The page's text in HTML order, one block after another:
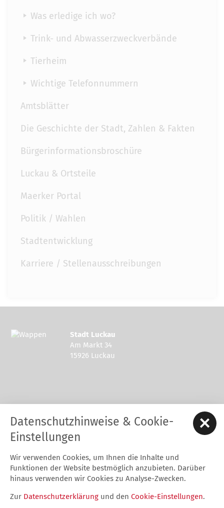
Was erledige ich wo?
Trink- und Abwasserzweckverbände
Tierheim
Wichtige Telefonnummern
Amtsblätter
Die Geschichte der Stadt, Zahlen & Fakten
Bürgerinformationsbroschüre
Luckau & Ortsteile
Maerker Portal
Politik / Wahlen
Stadtentwicklung
Karriere / Stellenausschreibungen
Stadt Luckau
Am Markt 34
15926 Luckau
Tel.: 03544 - 594 0
Fax: 03544 - 2948
E-Mail:stadt@luckau.de
Start Karriere Kontakt Datenschutz
Impressum
Barrierefreiheitserklärung
Intern
Datenschutzhinweise & Cookie-
Einstellungen
Wir verwenden Cookies, um Ihnen die Inhalte und
Funktionen der Website bestmöglich anzubieten. Darüber
hinaus verwenden wir Cookies zu Analyse-Zwecken.
Zur Datenschutzerklärung und den Cookie-Einstellungen.